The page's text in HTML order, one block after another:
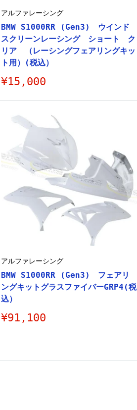
アルファレーシング
BMW S1000RR (Gen3) ウインド
スクリーンレーシング ショート ク
リア （レーシングフェアリングキッ
ト用）(税込）
販
価
¥15,000
アルファレーシング
BMW S1000RR (Gen3) フェアリ
ングキットグラスファイバーGRP4(税
込）
販
¥91,100